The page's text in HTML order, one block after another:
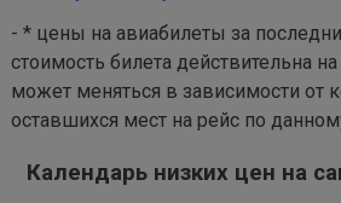
- * цены на авиабилеты за
стоимость билета действительна
может меняться в зависимости от
оставшихся мест на рейс по
Календарь низких цен на